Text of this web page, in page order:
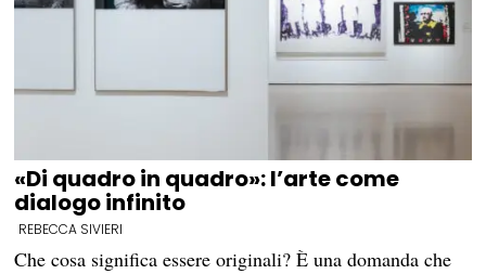
«Di quadro in quadro»: l’arte come
dialogo infinito
REBECCA SIVIERI
Che cosa significa essere originali? È una domanda che